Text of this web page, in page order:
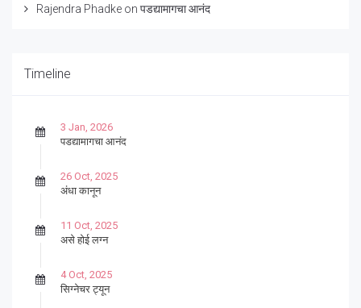
Rajendra Phadke on पडद्यामागचा आनंद
Timeline
3 Jan, 2026
पडद्यामागचा आनंद
26 Oct, 2025
अंधा कानून
11 Oct, 2025
असे होई लग्न
4 Oct, 2025
सिग्नेचर ट्यून